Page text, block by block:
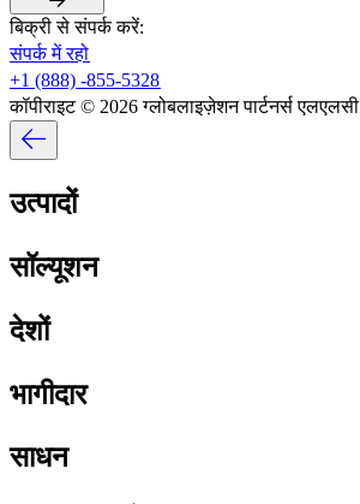
बिक्री से संपर्क करें:​​
संपर्क में रहो​​
+1 (888) -855-5328​​
कॉपीराइट © 2026 ग्लोबलाइज़ेशन पार्टनर्स
उत्पादों​​
सॉल्यूशन​​
देशों​​
भागीदार​​
साधन​​